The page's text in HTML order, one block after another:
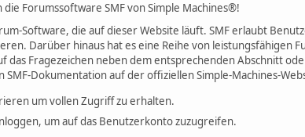
Forumssoftware SMF von Simple Machines®!
Software, die auf dieser Website läuft. SMF erlaubt
Darüber hinaus hat es eine Reihe von leistungsfähigen
Fragezeichen neben dem entsprechenden Abschnitt
Dokumentation auf der offiziellen Simple-Machines-
um vollen Zugriff zu erhalten.
um auf das Benutzerkonto zuzugreifen.